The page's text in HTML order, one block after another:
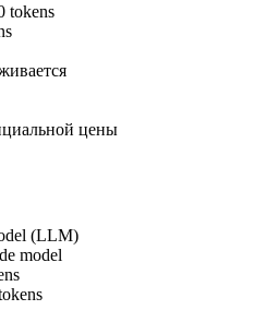
tokens
цены
(LLM)
model